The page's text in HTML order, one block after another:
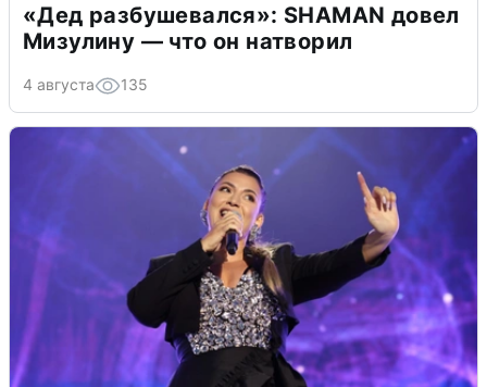
«Дед разбушевался»: SHAMAN довел
Мизулину — что он натворил
4 августа 135